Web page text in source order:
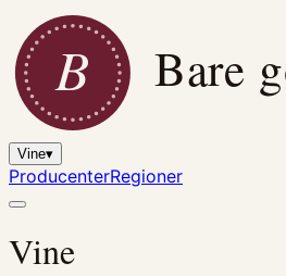
B Bare
Vine▾
ProducenterRegioner
Vine